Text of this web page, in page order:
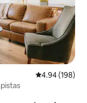
Calificación
4.94 (198)